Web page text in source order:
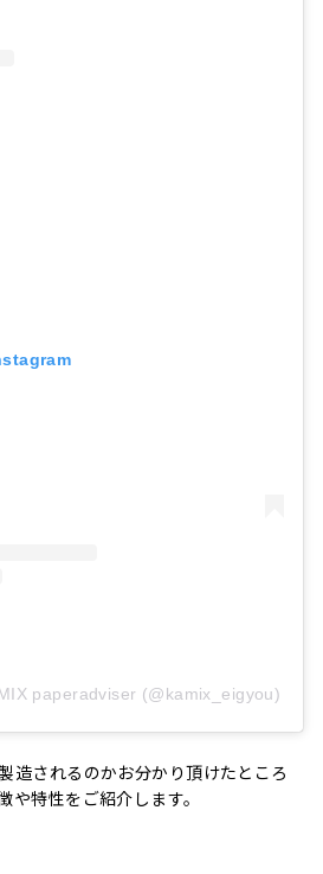
paperadviser (@kamix_eigyou)
造されるのかお分かり頂けたところ
や特性をご紹介します。